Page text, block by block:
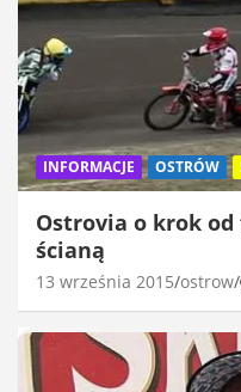
INFORMACJE OSTRÓW
Ostrovia o krok od
ścianą
13 września 2015 ostrow